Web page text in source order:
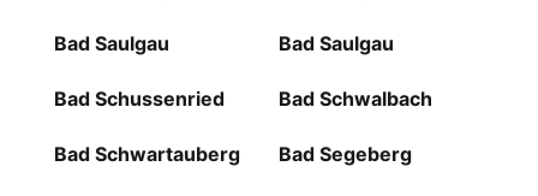
Bad Saulgau Bad Saulgau
Bad Schussenried Bad Schwalbach
Bad Schwartauberg Bad Segeberg